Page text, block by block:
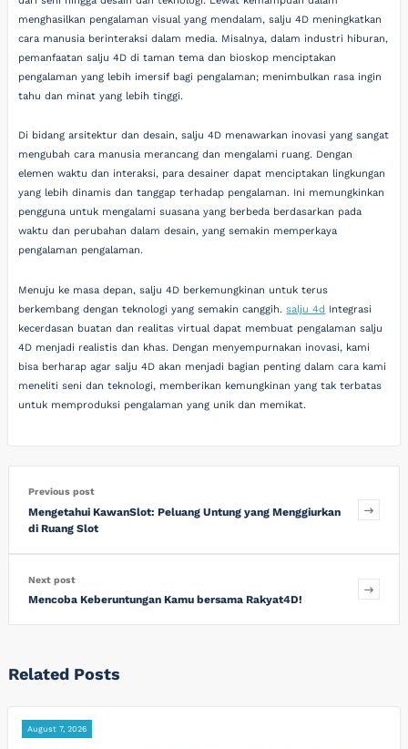
menghasilkan pengalaman visual yang mendalam, salju 4D meningkatkan
cara manusia berinteraksi dalam media. Misalnya, dalam industri hiburan,
pemanfaatan salju 4D di taman tema dan bioskop menciptakan
pengalaman yang lebih imersif bagi pengalaman; menimbulkan rasa ingin
tahu dan minat yang lebih tinggi.
Di bidang arsitektur dan desain, salju 4D menawarkan inovasi yang sangat
mengubah cara manusia merancang dan mengalami ruang. Dengan
elemen waktu dan interaksi, para desainer dapat menciptakan lingkungan
yang lebih dinamis dan tanggap terhadap pengalaman. Ini memungkinkan
pengguna untuk mengalami suasana yang berbeda berdasarkan pada
waktu dan perubahan dalam desain, yang semakin memperkaya
pengalaman pengalaman.
Menuju ke masa depan, salju 4D berkemungkinan untuk terus
berkembang dengan teknologi yang semakin canggih.salju 4d Integrasi
kecerdasan buatan dan realitas virtual dapat membuat pengalaman salju
4D menjadi realistis dan khas. Dengan menyempurnakan inovasi, kami
bisa berharap agar salju 4D akan menjadi bagian penting dalam cara kami
meneliti seni dan teknologi, memberikan kemungkinan yang tak terbatas
untuk memproduksi pengalaman yang unik dan memikat.
Previous post
Mengetahui KawanSlot: Peluang Untung yang Menggiurkan
di Ruang Slot
Next post
Mencoba Keberuntungan Kamu bersama Rakyat4D!
Related Posts
August 7, 2026